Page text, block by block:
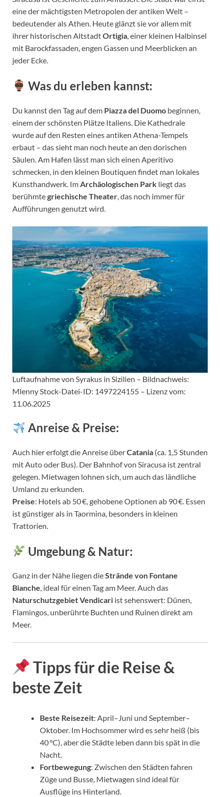
eine der mächtigsten Metropolen der antiken Welt –
bedeutender als Athen. Heute glänzt sie vor allem mit
ihrer historischen AltstadtOrtigia, einer kleinen Halbinsel
mit Barockfassaden, engen Gassen und Meerblicken an
jeder Ecke.
Was du erleben kannst:
Du kannst den Tag auf dem Piazza del Duomo beginnen,
einem der schönsten Plätze Italiens. Die Kathedrale
wurde auf den Resten eines antiken Athena-Tempels
erbaut – das sieht man noch heute an den dorischen
Säulen. Am Hafen lässt man sich einen Aperitivo
schmecken, in den kleinen Boutiquen findet man lokales
Kunsthandwerk. Im Archäologischen Park liegt das
berühmtegriechische Theater , das noch immer für
Aufführungen genutzt wird.
Luftaufnahme von Syrakus in Sizilien – Bildnachweis:
Mlenny Stock-Datei-ID: 1497224155 – Lizenz vom:
11.06.2025
Anreise & Preise:
Auch hier erfolgt die Anreise überCatania (ca. 1,5 Stunden
mit Auto oder Bus). Der Bahnhof von Siracusa ist zentral
gelegen. Mietwagen lohnen sich, um auch das ländliche
Umland zu erkunden.
Preise: Hotels ab 50 €, gehobene Optionen ab 90 €. Essen
ist günstiger als in Taormina, besonders in kleinen
Trattorien.
Umgebung & Natur:
Ganz in der Nähe liegen dieStrände von Fontane
Bianche, ideal für einen Tag am Meer. Auch das
Naturschutzgebiet Vendicari ist sehenswert: Dünen,
Flamingos, unberührte Buchten und Ruinen direkt am
Meer.
Tipps für die Reise &
beste Zeit
Beste Reisezeit: April–Juni und September–
Oktober. Im Hochsommer wird es sehr heiß (bis
40 °C), aber die Städte leben dann bis spät in die
Nacht.
Fortbewegung: Zwischen den Städten fahren
Züge und Busse, Mietwagen sind ideal für
Ausflüge ins Hinterland.